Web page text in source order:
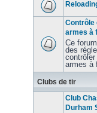
Contrôle
armes à
Ce
des
armes à
Clubs de tir
Club
Durham